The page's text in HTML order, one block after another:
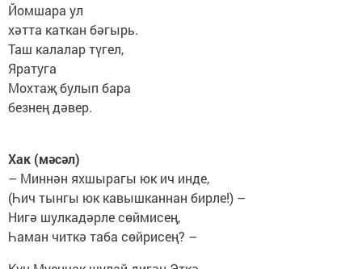
Йомшара ул
хәтта каткан бәгырь.
Таш калалар түгел,
Яратуга
Мохтаҗ булып бара
безнең дәвер.
Хак (мәсәл)
– Миннән яхшырагы юк ич инде,
(Һич тынгы юк кавышканнан бирле!) –
Нигә шулкадәрле сөймисең,
Һаман читкә таба сөйрисең? –